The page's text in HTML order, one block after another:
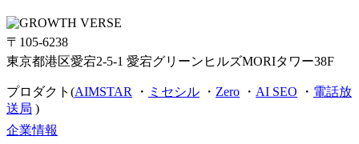
〒105-6238
東京都港区愛宕2-5-1 愛宕グリーンヒルズMORIタワー38F
プロダクト(AIMSTAR ・ ミセシル ・ Zero ・ AI SEO ・ 電話放
送局 )
企業情報